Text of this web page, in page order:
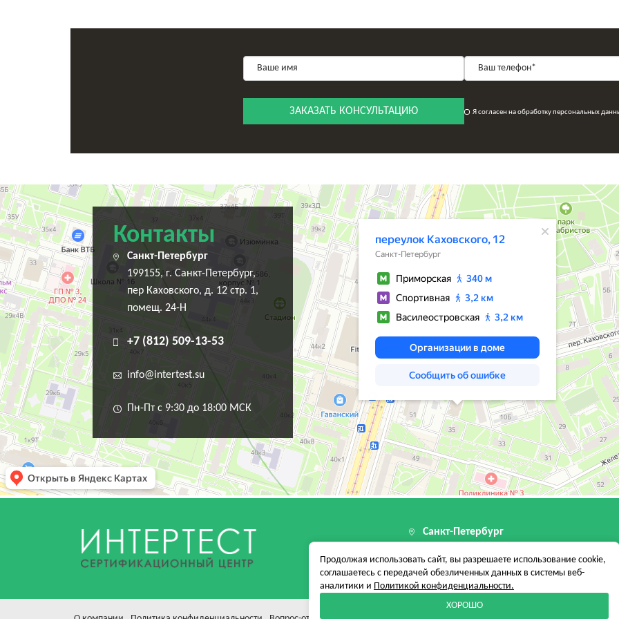
ЗАКАЗАТЬ КОНСУЛЬТАЦИЮ Я согласен на обработку персональных
Санкт‑Петербург
Переулок Каховского, 12 — Яндекс Карты
Контакты
Санкт-Петербург
199155, г. Санкт-Петербург,
пер Каховского, д. 12 стр. 1,
помещ. 24-Н
+7 (812) 509-13-53
info@intertest.su
Пн-Пт с 9:30 до 18:00 МСК
Санкт-Петербург
199155, г. Санкт-Петербург, пер
12 стр. 1, помещ. 24-Н
Продолжая использовать сайт, вы разрешаете использование cookie,
соглашаетесь с передачей обезличенных данных в системы веб-
аналитики и Политикой конфиденциальности.
ХОРОШО